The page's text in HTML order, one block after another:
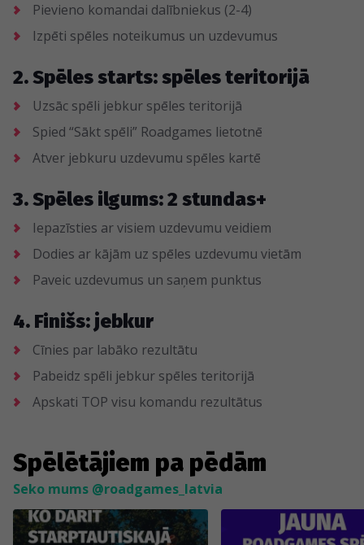
Pievieno komandai dalībniekus (2-4)
Izpēti spēles noteikumus un uzdevumus
2. Spēles starts: spēles teritorijā
Uzsāc spēli jebkur spēles teritorijā
Spied “Sākt spēli” Roadgames lietotnē
Atver jebkuru uzdevumu spēles kartē
3. Spēles ilgums: 2 stundas+
Iepazīsties ar visiem uzdevumu veidiem
Dodies ar kājām uz spēles uzdevumu vietām
Paveic uzdevumus un saņem punktus
4. Finišs: jebkur
Cīnies par labāko rezultātu
Pabeidz spēli jebkur spēles teritorijā
Apskati TOP visu komandu rezultātus
Spēlētājiem pa pēdām
Seko mums @roadgames_latvia